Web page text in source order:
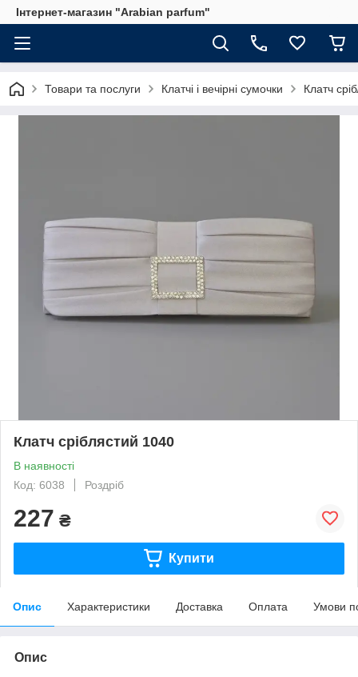
Інтернет-магазин "Arabian parfum"
Товари та послуги Клатчі і вечірні сумочки Клатч
Клатч сріблястий 1040
В наявності
Код: 6038
Роздріб
227 ₴
Купити
Опис Характеристики Доставка Оплата Умови
Опис